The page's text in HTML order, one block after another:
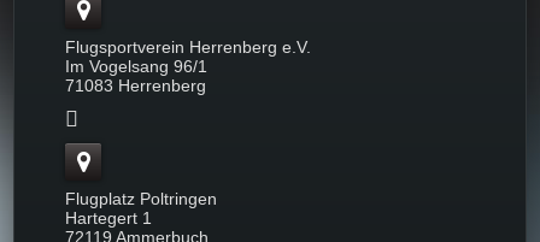
Flugsportverein Herrenberg e.V.
Im Vogelsang 96/1
71083 Herrenberg
Flugplatz Poltringen
Hartegert 1
72119 Ammerbuch